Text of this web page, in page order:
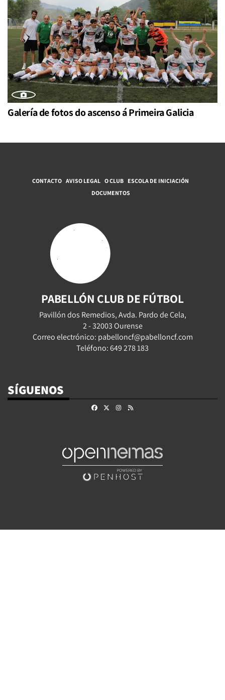
Galería de fotos do ascenso á Primeira Galicia
CONTACTO AVISO LEGAL O CLUB ESCOLA DE INICIACIÓN
DOCUMENTOS
PABELLÓN CLUB DE FÚTBOL
Pavillón dos Remedios, Avda. Pardo de Cela,
2 - 32003 Ourense
Correo electrónico: pabelloncf@pabelloncf.com
Teléfono: 649 278 183
SÍGUENOS
FacebookInstagram